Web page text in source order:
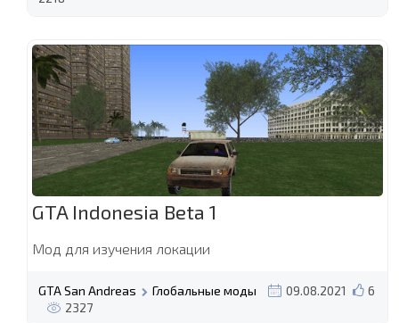
GTA Indonesia Beta 1
Мод для изучения локации
6
GTA San Andreas Глобальные моды
09.08.2021
2327